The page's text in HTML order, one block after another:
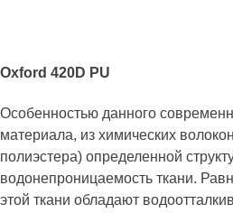
Oxford 420D PU
Особенностью данного
материала, из химических
полиэстера) определенной
водонепроницаемость ткани.
этой ткани обладают